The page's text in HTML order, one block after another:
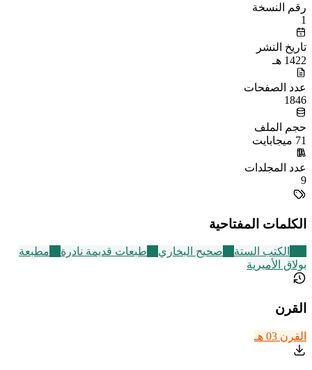
رقم النسخة
1
تاريخ النشر
1422 هـ
عدد الصفحات
1846
حجم الملف
71 ميجابايت
عدد المجلدات
9
الكلمات المفتاحية
الكتب الستة صحيح البخاري طبعات قديمة نادرة
مطبعة
بولاق الأميرية
القرن
القرن 03 هـ